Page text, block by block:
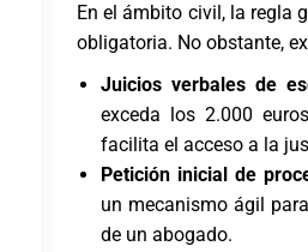
En elámbito civil, la regla
obligatoria. No obstante,
Juicios verbales de
exceda los 2.000
facilita el acceso a la
Petición inicial de
un mecanismo ágil
de un abogado.